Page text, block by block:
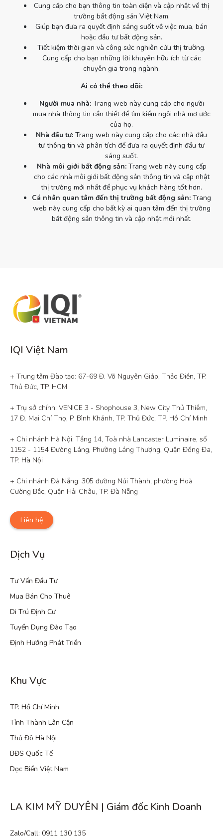
Cung cấp cho bạn thông tin toàn diện và cập nhật về thị
trường bất động sản Việt Nam.
Giúp bạn đưa ra quyết định sáng suốt về việc mua, bán
hoặc đầu tư bất động sản.
Tiết kiệm thời gian và công sức nghiên cứu thị trường.
Cung cấp cho bạn những lời khuyên hữu ích từ các
chuyên gia trong ngành.
Ai có thể theo dõi:
Người mua nhà:Trang web này cung cấp cho người
mua nhà thông tin cần thiết để tìm kiếm ngôi nhà mơ ước
của họ.
Nhà đầu tư: Trang web này cung cấp cho các nhà đầu
tư thông tin và phân tích để đưa ra quyết định đầu tư
sáng suốt.
Nhà môi giới bất động sản:Trang web này cung cấp
cho các nhà môi giới bất động sản thông tin và cập nhật
thị trường mới nhất để phục vụ khách hàng tốt hơn.
Cá nhân quan tâm đến thị trường bất động sản: Trang
web này cung cấp cho bất kỳ ai quan tâm đến thị trường
bất động sản thông tin và cập nhật mới nhất.
IQI Việt Nam
+ Trung tâm Đào tạo: 67-69 Đ. Võ Nguyên Giáp, Thảo Điền, TP.
Thủ Đức, TP. HCM
+ Trụ sở chính: VENICE 3 - Shophouse 3, New City Thủ Thiêm,
17 Đ. Mai Chí Thọ, P. Bình Khánh, TP. Thủ Đức, TP. Hồ Chí Minh
+ Chi nhánh Hà Nội: Tầng 14, Toà nhà Lancaster Luminaire, số
1152 - 1154 Đường Láng, Phường Láng Thượng, Quận Đống Đa,
TP. Hà Nội
+ Chi nhánh Đà Nẵng: 305 đường Núi Thành, phường Hoà
Cường Bắc, Quận Hải Châu, TP. Đà Nẵng
Liên hệ
Dịch Vụ
Tư Vấn Đầu Tư
Mua Bán Cho Thuê
Di Trú Định Cư
Tuyển Dụng Đào Tạo
Định Hướng Phát Triển
Khu Vực
TP. Hồ Chí Minh
Tỉnh Thành Lân Cận
Thủ Đô Hà Nội
BĐS Quốc Tế
Dọc Biển Việt Nam
LA KIM MỸ DUYÊN | Giám đốc Kinh Doanh
Zalo/Call: 0911 130 135